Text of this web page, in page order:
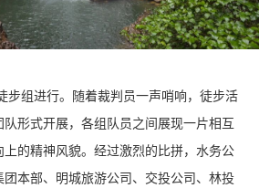
步组进行。随着裁判员一声哨响，徒步活
形式开展，各组队员之间展现一片相互
的精神风貌。经过激烈的比拼，水务公
本部、明城旅游公司、交投公司、林投